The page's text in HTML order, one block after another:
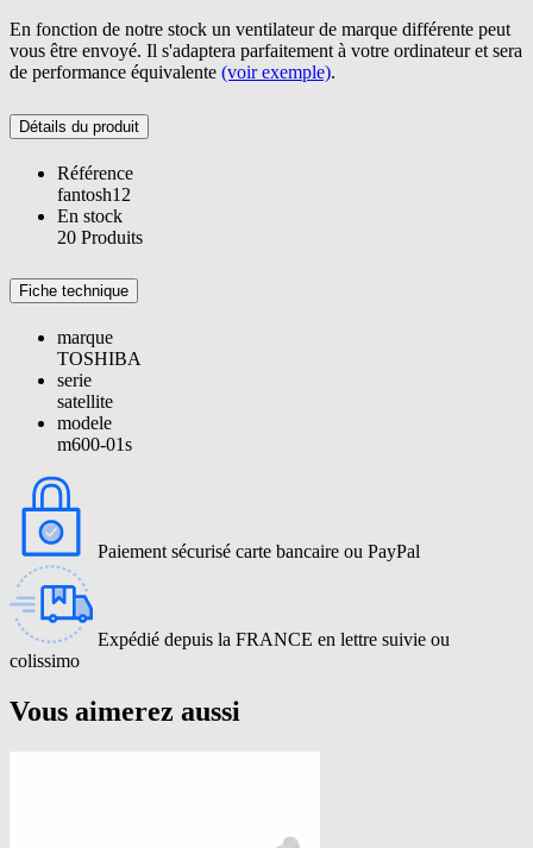
En fonction de notre stock un ventilateur de marque différente peut
vous être envoyé. Il s'adaptera parfaitement à votre ordinateur et sera
de performance équivalente (voir exemple).
Détails du produit
Référence
fantosh12
En stock
20 Produits
Fiche technique
marque
TOSHIBA
serie
satellite
modele
m600-01s
Paiement sécurisé carte bancaire ou PayPal
Expédié depuis la FRANCE en lettre suivie ou
colissimo
Vous aimerez aussi